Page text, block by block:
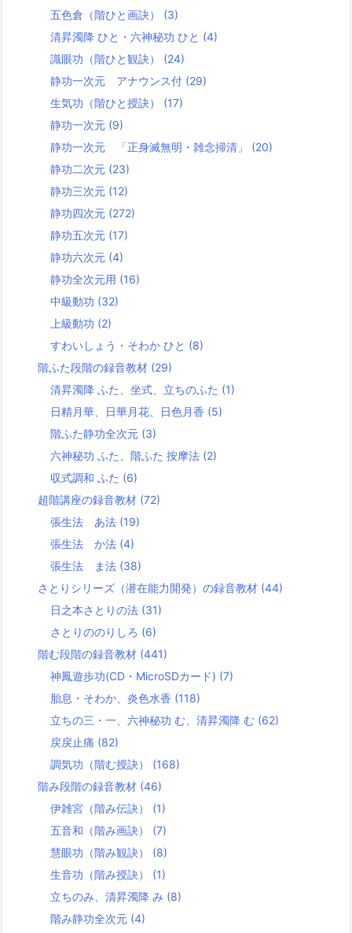
五色倉（階ひと画訣） (3)
清昇濁降 ひと・六神秘功 ひと (4)
識眼功（階ひと観訣） (24)
静功一次元 アナウンス付 (29)
生気功（階ひと授訣） (17)
静功一次元 (9)
静功一次元 「正身滅無明・雑念掃清」 (20)
静功二次元 (23)
静功三次元 (12)
静功四次元 (272)
静功五次元 (17)
静功六次元 (4)
静功全次元用 (16)
中級動功 (32)
上級動功 (2)
すわいしょう・そわか ひと (8)
階ふた段階の録音教材 (29)
清昇濁降 ふた、坐式、立ちのふた (1)
日精月華、日華月花、日色月香 (5)
階ふた静功全次元 (3)
六神秘功 ふた、階ふた 按摩法 (2)
収式調和 ふた (6)
超階講座の録音教材 (72)
張生法 あ法 (19)
張生法 か法 (4)
張生法 ま法 (38)
さとりシリーズ（潜在能力開発）の録音教材 (44)
日之本さとりの法 (31)
さとりののりしろ (6)
階む段階の録音教材 (441)
神鳳遊歩功(CD・MicroSDカード) (7)
胎息・そわか、炎色水香 (118)
立ちの三・一、六神秘功 む、清昇濁降 む (62)
戻戻止痛 (82)
調気功（階む授訣） (168)
階み段階の録音教材 (46)
伊雑宮（階み伝訣） (1)
五音和（階み画訣） (7)
慧眼功（階み観訣） (8)
生音功（階み授訣） (1)
立ちのみ、清昇濁降 み (8)
階み静功全次元 (4)